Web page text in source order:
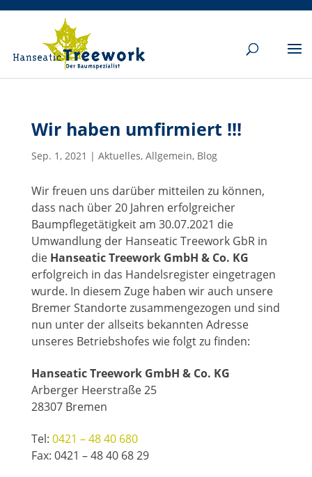
Wir haben umfirmiert !!!
Sep. 1, 2021 | Aktuelles, Allgemein, Blog
Wir freuen uns darüber mitteilen zu können,
dass nach über 20 Jahren erfolgreicher
Baumpflegetätigkeit am 30.07.2021 die
Umwandlung der Hanseatic Treework GbR in
die Hanseatic Treework GmbH & Co. KG
erfolgreich in das Handelsregister eingetragen
wurde. In diesem Zuge haben wir auch unsere
Bremer Standorte zusammengezogen und sind
nun unter der allseits bekannten Adresse
unseres Betriebshofes wie folgt zu finden:
Hanseatic Treework GmbH & Co. KG
Arberger Heerstraße 25
28307 Bremen
Tel: 0421 – 48 40 680
Fax: 0421 – 48 40 68 29